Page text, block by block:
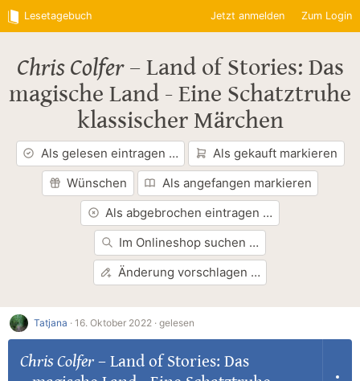
Lesetagebuch Jetzt anmelden Zum Login
Chris Colfer– Land of Stories: Das
magische Land - Eine Schatztruhe
klassischer Märchen
Als gelesen eintragen …
Als gekauft markieren
Wünschen
Als angefangen markieren
Als abgebrochen eintragen …
Im Onlineshop suchen …
Änderung vorschlagen …
Tatjana · 16. Oktober 2022 · gelesen
Chris Colfer– Land of Stories: Das